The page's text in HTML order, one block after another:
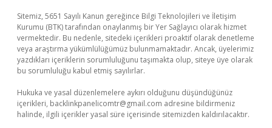
Sitemiz, 5651 Sayılı Kanun gereğince Bilgi Teknolojileri ve İletişim
Kurumu (BTK) tarafından onaylanmış bir Yer Sağlayıcı olarak hizmet
vermektedir. Bu nedenle, sitedeki içerikleri proaktif olarak denetleme
veya araştırma yükümlülüğümüz bulunmamaktadır. Ancak, üyelerimiz
yazdıkları içeriklerin sorumluluğunu taşımakta olup, siteye üye olarak
bu sorumluluğu kabul etmiş sayılırlar.
Hukuka ve yasal düzenlemelere aykırı olduğunu düşündüğünüz
içerikleri, backlinkpanelicomtr@gmail.com adresine bildirmeniz
halinde, ilgili içerikler yasal süre içerisinde sitemizden kaldırılacaktır.